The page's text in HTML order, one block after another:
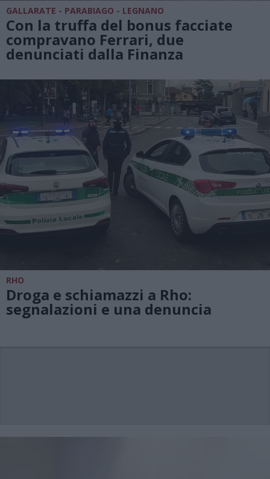
GALLARATE - PARABIAGO - LEGNANO
Con la truffa del bonus facciate
compravano Ferrari, due
denunciati dalla Finanza
RHO
Droga e schiamazzi a Rho:
segnalazioni e una denuncia